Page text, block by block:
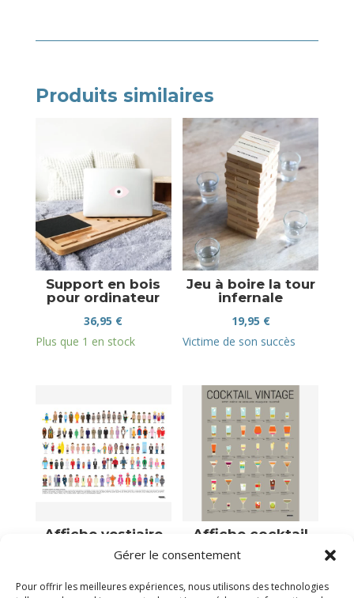
Gérer le consentement
Pour offrir les meilleures expériences, nous utilisons des technologies
Produits similaires
Support en bois
pour ordinateur
36,95 €
Plus que 1 en stock
Jeu à boire la tour
infernale
19,95 €
Victime de son succès
Affiche vestiaire
des célèbres films
comiques français
39,00€
Affiche cocktail
vintage
Victime de son succès